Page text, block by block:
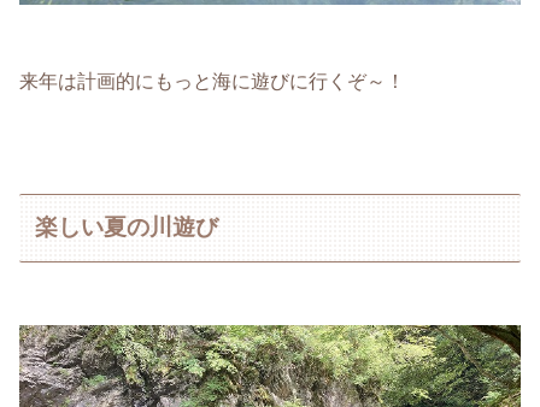
来年は計画的にもっと海に遊びに行くぞ～！
楽しい夏の川遊び